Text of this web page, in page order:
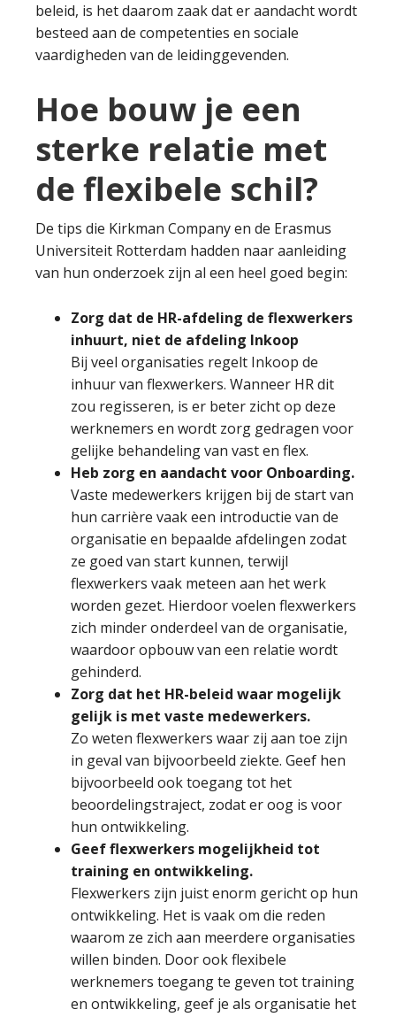
beleid, is het daarom zaak dat er aandacht wordt
besteed aan de competenties en sociale
vaardigheden van de leidinggevenden.
Hoe bouw je een
sterke relatie met
de flexibele schil?
De tips die Kirkman Company en de Erasmus
Universiteit Rotterdam hadden naar aanleiding
van hun onderzoek zijn al een heel goed begin:
Zorg dat de HR-afdeling de flexwerkers
inhuurt, niet de afdeling Inkoop
Bij veel organisaties regelt Inkoop de
inhuur van flexwerkers. Wanneer HR dit
zou regisseren, is er beter zicht op deze
werknemers en wordt zorg gedragen voor
gelijke behandeling van vast en flex.
Heb zorg en aandacht voor Onboarding.
Vaste medewerkers krijgen bij de start van
hun carrière vaak een introductie van de
organisatie en bepaalde afdelingen zodat
ze goed van start kunnen, terwijl
flexwerkers vaak meteen aan het werk
worden gezet. Hierdoor voelen flexwerkers
zich minder onderdeel van de organisatie,
waardoor opbouw van een relatie wordt
gehinderd.
Zorg dat het HR-beleid waar mogelijk
gelijk is met vaste medewerkers.
Zo weten flexwerkers waar zij aan toe zijn
in geval van bijvoorbeeld ziekte. Geef hen
bijvoorbeeld ook toegang tot het
beoordelingstraject, zodat er oog is voor
hun ontwikkeling.
Geef flexwerkers mogelijkheid tot
training en ontwikkeling.
Flexwerkers zijn juist enorm gericht op hun
ontwikkeling. Het is vaak om die reden
waarom ze zich aan meerdere organisaties
willen binden. Door ook flexibele
werknemers toegang te geven tot training
en ontwikkeling, geef je als organisatie het